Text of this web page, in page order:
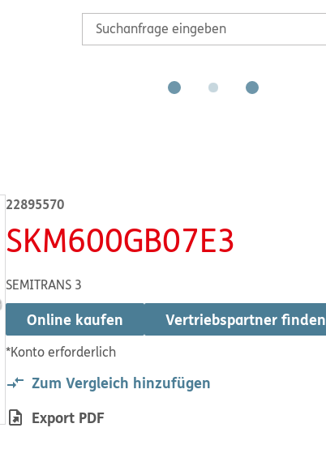
22895570
SKM600GB07E3
SEMITRANS 3
Online kaufen
*Konto erforderlich
Vertriebspartner finden
Zum Vergleich hinzufügen
Export PDF